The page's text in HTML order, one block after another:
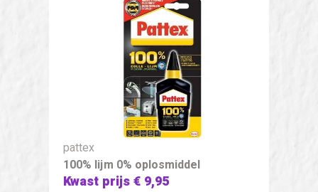
pattex
100% lijm 0% oplosmiddel
Kwast prijs€ 9,95